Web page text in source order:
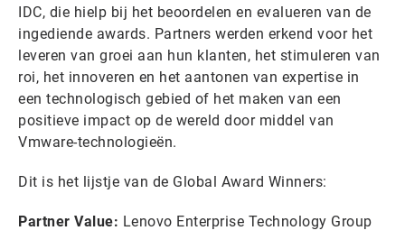
IDC, die hielp bij het beoordelen en evalueren van de
ingediende awards. Partners werden erkend voor het
leveren van groei aan hun klanten, het stimuleren van
roi, het innoveren en het aantonen van expertise in
een technologisch gebied of het maken van een
positieve impact op de wereld door middel van
Vmware-technologieën.
Dit is het lijstje van de Global Award Winners:
Partner Value: Lenovo Enterprise Technology Group